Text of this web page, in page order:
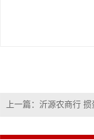
上一篇： 沂源农商行